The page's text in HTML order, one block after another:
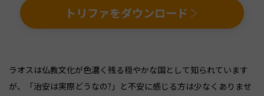
トリファをダウンロード
ラオスは仏教文化が色濃く残る穏やかな国として知られています
が、「治安は実際どうなの?」と不安に感じる方は少なくありませ